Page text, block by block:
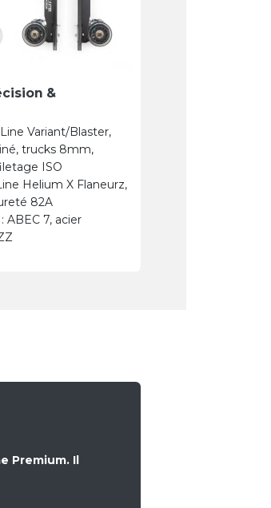
&
Variant/Blaster,
trucks 8mm,
ISO
Helium X Flaneurz,
82A
ABEC 7, acier
Premium. Il